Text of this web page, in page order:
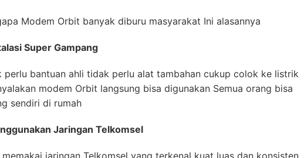
Modem Orbit banyak diburu masyarakat Ini alasannya
Super Gampang
perlu bantuan ahli tidak perlu alat tambahan cukup colok ke listrik
modem Orbit langsung bisa digunakan Semua orang bisa
sendiri di rumah
Jaringan Telkomsel
jaringan Telkomsel yang terkenal kuat luas dan konsisten